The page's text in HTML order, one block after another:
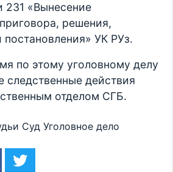
231 «Вынесение
решения,
УК РУз.
по этому уголовному делу
следственные действия
отделом СГБ.
Суд Уголовное дело